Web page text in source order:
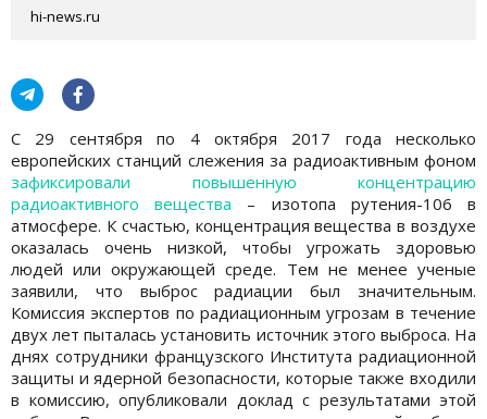
hi-news.ru
С 29 сентября по 4 октября 2017 года несколько
европейских станций слежения за радиоактивным фоном
зафиксировали повышенную концентрацию
радиоактивного вещества – изотопа рутения-106 в
атмосфере. К счастью, концентрация вещества в воздухе
оказалась очень низкой, чтобы угрожать здоровью
людей или окружающей среде. Тем не менее ученые
заявили, что выброс радиации был значительным.
Комиссия экспертов по радиационным угрозам в течение
двух лет пыталась установить источник этого выброса. На
днях сотрудники французского Института радиационной
защиты и ядерной безопасности, которые также входили
в комиссию, опубликовали доклад с результатами этой